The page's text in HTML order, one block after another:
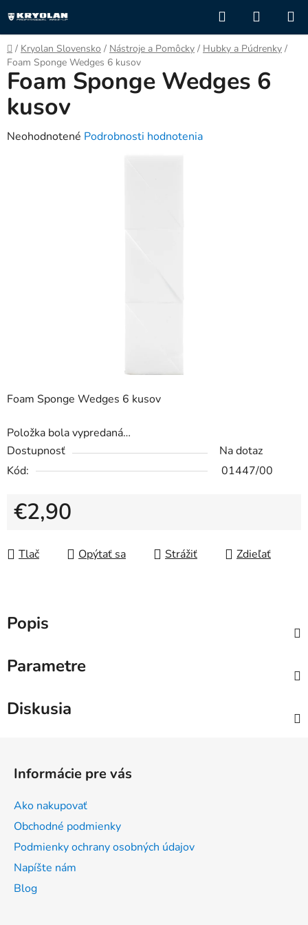
na
obsah
Hľadať
KOŠÍK
Domov
/ Kryolan Slovensko / Nástroje a Pomôcky / Hubky a Púdrenky /
Foam Sponge Wedges 6 kusov
Foam Sponge Wedges 6 kusov
Položka bola vypredaná…
Dostupnosť
Na dotaz
Kód:
01447/00
€2,90
Tlač
Opýtať sa Strážiť Zdieľať
Foam Sponge Wedges 6
kusov
Priemerné
Neohodnotené Podrobnosti hodnotenia
Popis
Parametre
Diskusia
Informácie pre vás
Ako nakupovať
Obchodné podmienky
Podmienky ochrany osobných údajov
Napíšte nám
Blog